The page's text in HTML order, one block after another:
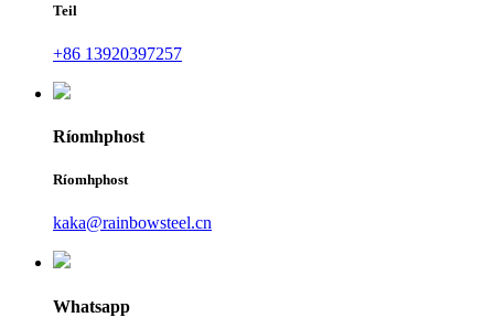
Teil
+86 13920397257
Ríomhphost
Ríomhphost
kaka@rainbowsteel.cn
Whatsapp